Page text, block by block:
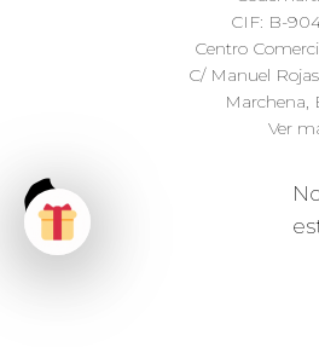
CIF: B-
Centro
C/ Manuel
Marchena,
Ver